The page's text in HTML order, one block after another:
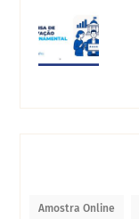
Amostra Online